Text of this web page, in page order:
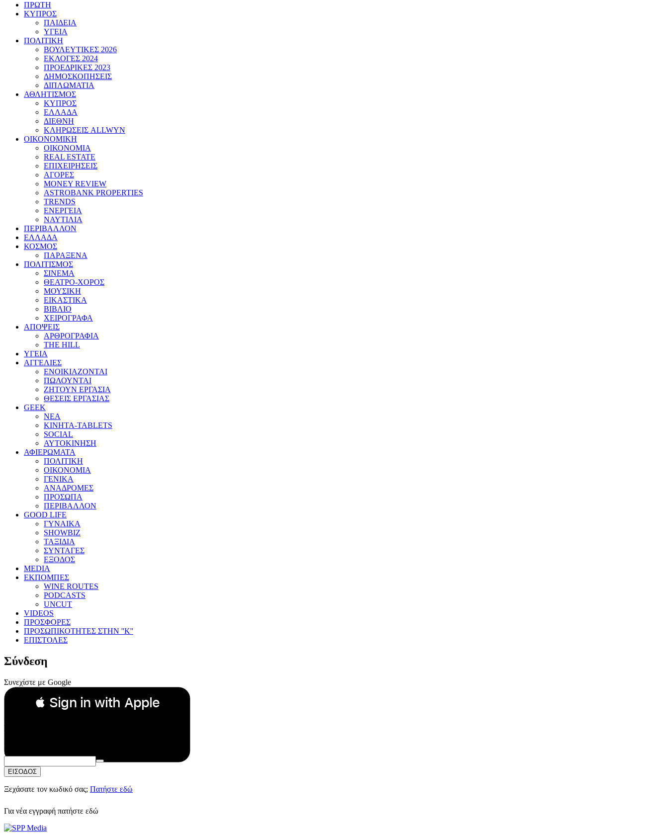
ΠΡΩΤΗ
ΚΥΠΡΟΣ
ΠΑΙΔΕΙΑ
ΥΓΕΙΑ
ΠΟΛΙΤΙΚΗ
ΒΟΥΛΕΥΤΙΚΕΣ 2026
ΕΚΛΟΓΕΣ 2024
ΠΡΟΕΔΡΙΚΕΣ 2023
ΔΗΜΟΣΚΟΠΗΣΕΙΣ
ΔΙΠΛΩΜΑΤΙΑ
ΑΘΛΗΤΙΣΜΟΣ
ΚΥΠΡΟΣ
ΕΛΛΑΔΑ
ΔΙΕΘΝΗ
ΚΛΗΡΩΣΕΙΣ ALLWYN
ΟΙΚΟΝΟΜΙΚΗ
ΟΙΚΟΝΟΜΙΑ
REAL ESTATE
ΕΠΙΧΕΙΡΗΣΕΙΣ
ΑΓΟΡΕΣ
MONEY REVIEW
ASTROBANK PROPERTIES
TRENDS
ΕΝΕΡΓΕΙΑ
ΝΑΥΤΙΛΙΑ
ΠΕΡΙΒΑΛΛΟΝ
ΕΛΛΑΔΑ
ΚΟΣΜΟΣ
ΠΑΡΑΞΕΝΑ
ΠΟΛΙΤΙΣΜΟΣ
ΣΙΝΕΜΑ
ΘΕΑΤΡΟ-ΧΟΡΟΣ
ΜΟΥΣΙΚΗ
ΕΙΚΑΣΤΙΚΑ
ΒΙΒΛΙΟ
ΧΕΙΡΟΓΡΑΦΑ
ΑΠΟΨΕΙΣ
ΑΡΘΡΟΓΡΑΦΙΑ
THE HILL
ΥΓΕΙΑ
ΑΓΓΕΛΙΕΣ
ΕΝΟΙΚΙΑΖΟΝΤΑΙ
ΠΩΛΟΥΝΤΑΙ
ΖΗΤΟΥΝ ΕΡΓΑΣΙΑ
ΘΕΣΕΙΣ ΕΡΓΑΣΙΑΣ
GEEK
ΝΕΑ
ΚΙΝΗΤΑ-TABLETS
SOCIAL
ΑΥΤΟΚΙΝΗΣΗ
ΑΦΙΕΡΩΜΑΤΑ
ΠΟΛΙΤΙΚΗ
ΟΙΚΟΝΟΜΙΑ
ΓΕΝΙΚΑ
ΑΝΑΔΡΟΜΕΣ
ΠΡΟΣΩΠΑ
ΠΕΡΙΒΑΛΛΟΝ
GOOD LIFE
ΓΥΝΑΙΚΑ
SHOWBIZ
ΤΑΞΙΔΙΑ
ΣΥΝΤΑΓΕΣ
ΕΞΟΔΟΣ
MEDIA
ΕΚΠΟΜΠΕΣ
WINE ROUTES
PODCASTS
UNCUT
VIDEOS
ΠΡΟΣΦΟΡΕΣ
ΠΡΟΣΩΠΙΚΟΤΗΤΕΣ ΣΤΗΝ ''Κ''
ΕΠΙΣΤΟΛΕΣ
Σύνδεση
Συνεχίστε με Google
 Sign in with Apple
Συνεχίστε με Apple
ή
Email:
Κωδικός Πρόσβασης:
ΕΙΣΟΔΟΣ
Ξεχάσατε τον κωδικό σας; Πατήστε εδώ
Για νέα εγγραφή πατήστε εδώ